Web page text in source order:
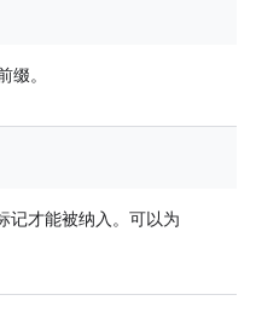
缀。
记才能被纳入。可以为